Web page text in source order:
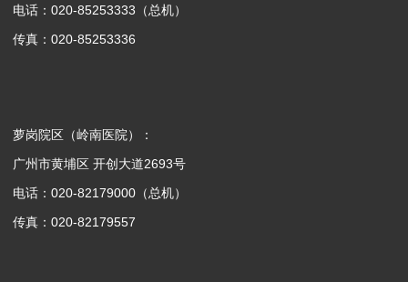
电话：020-85253333（总机）
传真：020-85253336
萝岗院区（岭南医院）：
广州市黄埔区 开创大道2693号
电话：020-82179000（总机）
传真：020-82179557